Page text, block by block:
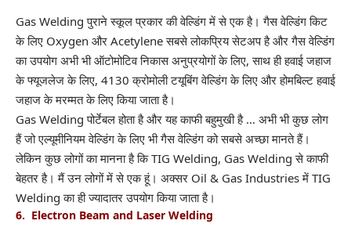
Gas Welding पुराने स्कूल प्रकार की वेल्डिंग में से एक है। गैस वेल्डिंग किट
के लिए Oxygen और Acetyleneसबसे लोकप्रिय सेटअप है और गैस वेल्डिंग
का उपयोग अभी भी ऑटोमोटिव निकास अनुप्रयोगों के लिए, साथ ही हवाई जहाज
के फ्यूजलेज के लिए, 4130 क्रोमोली टयूबिंग वेल्डिंग के लिए और होमबिल्ट हवाई
जहाज के मरम्मत के लिए किया जाता है।
Gas Welding पोर्टेबल होता है और यह काफी बहुमुखी है … अभी भी कुछ लोग
हैं जो एल्यूमीनियम वेल्डिंग के लिए भी गैस वेल्डिंग को सबसे अच्छा मानते हैं।
लेकिन कुछ लोगों का मानना है कि TIG Welding, Gas Welding से काफी
बेहतर है। मैं उन लोगों में से एक हूं। अक्सर Oil & Gas Industries में TIG
Welding का ही ज्यादातर उपयोग किया जाता है।
6. Electron Beam and Laser Welding